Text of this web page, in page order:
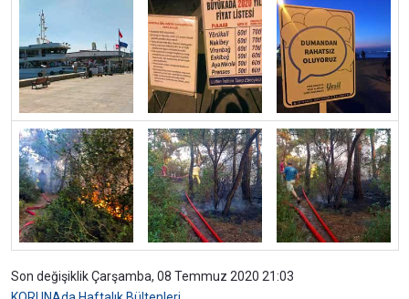
Son değişiklik Çarşamba, 08 Temmuz 2020 21:03